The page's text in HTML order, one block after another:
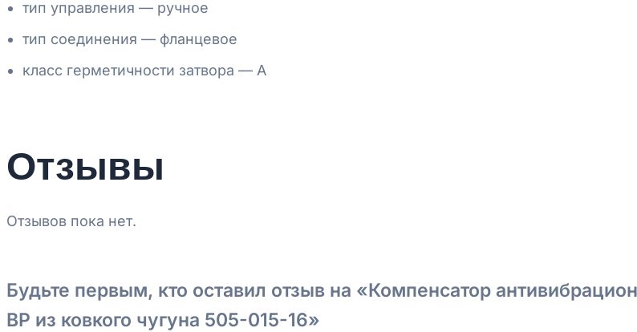
тип управления — ручное
тип соединения — фланцевое
класс герметичности затвора — А
Отзывы
Отзывов пока нет.
Будьте первым, кто оставил отзыв на «Компенсатор
ВР из ковкого чугуна 505-015-16»